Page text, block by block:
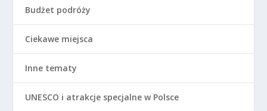
Budżet podróży
Ciekawe miejsca
Inne tematy
UNESCO i atrakcje specjalne w Polsce